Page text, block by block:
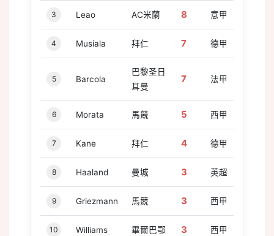
3 Leao AC米蘭 8 意甲
4 Musiala 拜仁 7 德甲
5 Barcola
巴黎圣日
耳曼
7 法甲
6 Morata 馬競 5 西甲
7 Kane 拜仁 4 德甲
8 Haaland 曼城 3 英超
9 Griezmann 馬競 3 西甲
10 Williams 畢爾巴鄂 3 西甲